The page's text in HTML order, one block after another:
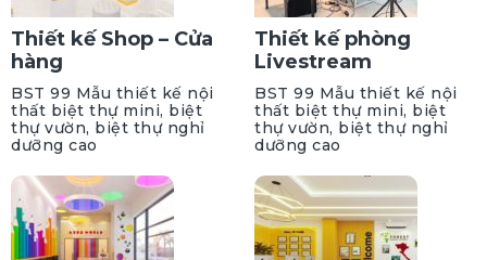
Thiết kế Shop – Cửa
hàng
BST 99 Mẫu thiết kế nội
thất biệt thự mini, biệt
thự vườn, biệt thự nghỉ
dưỡng cao
Thiết kế phòng
Livestream
BST 99 Mẫu thiết kế nội
thất biệt thự mini, biệt
thự vườn, biệt thự nghỉ
dưỡng cao